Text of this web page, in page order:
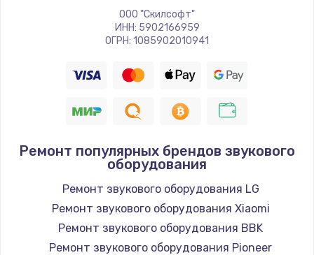
Заказать
Ремонт дренажного клапана
Заказать
Полный ремонт заварочного блока
Заказать
Ремонт электромагнитного клапана
2050 руб.
Заказать
ООО "Скилсофт"
ИНН: 5902166959
ОГРН: 1085902010941
Ремонт популярных брендов звукового
оборудования
Ремонт звукового оборудования LG
Ремонт звукового оборудования Xiaomi
Ремонт звукового оборудования BBK
Ремонт звукового оборудования Pioneer